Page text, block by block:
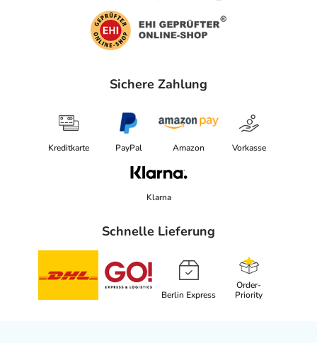
Sichere Zahlung
Kreditkarte PayPal Amazon Vorkasse
Klarna
Schnelle Lieferung
Berlin Express
Order-
Priority